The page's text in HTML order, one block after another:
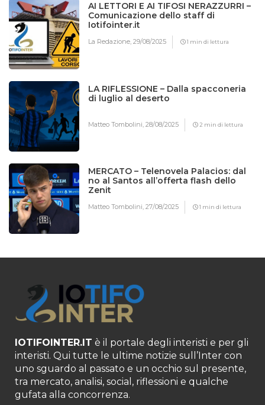
AI LETTORI E AI TIFOSI NERAZZURRI –
Comunicazione dello staff di
Iotifointer.it
La Redazione,29/08/2025 1 min di lettura
LA RIFLESSIONE – Dalla spacconeria
di luglio al deserto
Matteo Tombolini,28/08/2025 2 min di lettura
MERCATO – Telenovela Palacios: dal
no al Santos all’offerta flash dello
Zenit
Matteo Tombolini,27/08/2025 1 min di lettura
IOTIFOINTER.IT è il portale degli interisti e per gli
interisti. Qui tutte le ultime notizie sull’Inter con
uno sguardo al passato e un occhio sul presente,
tra mercato, analisi, social, riflessioni e qualche
gufata alla concorrenza.